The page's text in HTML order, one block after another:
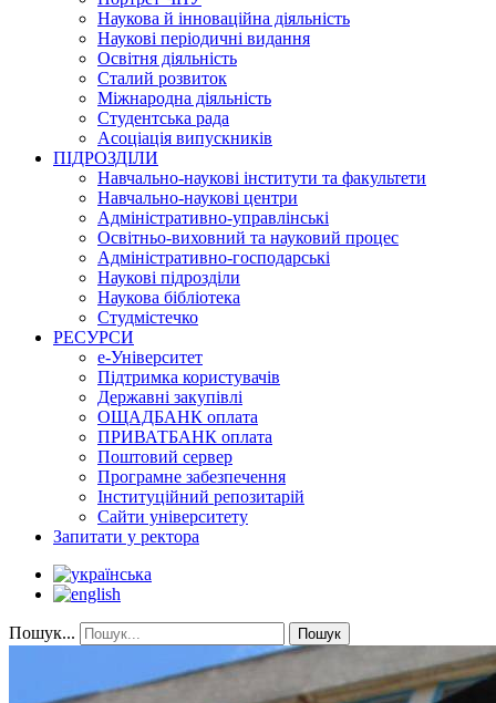
Наукова й інноваційна діяльність
Наукові періодичні видання
Освітня діяльність
Сталий розвиток
Міжнародна діяльність
Студентська рада
Асоціація випускників
ПІДРОЗДІЛИ
Навчально-наукові інститути та факультети
Навчально-наукові центри
Адміністративно-управлінські
Освітньо-виховний та науковий процес
Адміністративно-господарські
Наукові підрозділи
Наукова бібліотека
Студмістечко
РЕСУРСИ
е-Університет
Підтримка користувачів
Державні закупівлі
ОЩАДБАНК оплата
ПРИВАТБАНК оплата
Поштовий сервер
Програмне забезпечення
Інституційний репозитарій
Сайти університету
Запитати у ректора
Пошук... Пошук